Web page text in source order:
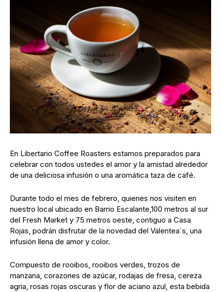
En Libertario Coffee Roasters estamos preparados para
celebrar con todos ustedes el amor y la amistad alrededor
de una deliciosa infusión o una aromática taza de café.
Durante todo el mes de febrero, quienes nos visiten en
nuestro local ubicado en Barrio Escalante,100 metros al sur
del Fresh Market y 75 metros oeste, contiguo a Casa
Rojas, podrán disfrutar de la novedad del Valentea´s, una
infusión llena de amor y color.
Compuesto de rooibos, rooibos verdes, trozos de
manzana, corazones de azúcar, rodajas de fresa, cereza
agria, rosas rojas oscuras y flor de aciano azul, esta bebida